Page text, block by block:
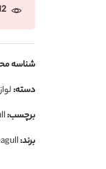
شناسه
دسته:
برچسب:
برند: